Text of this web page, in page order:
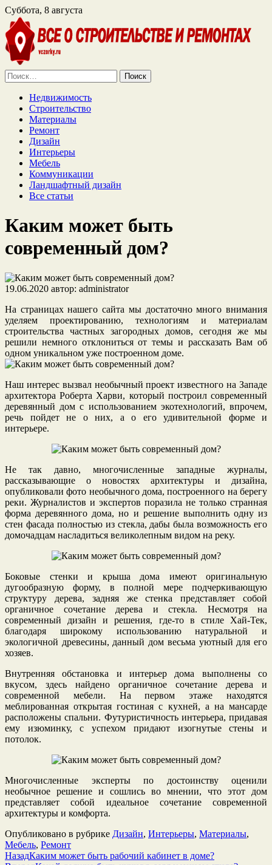
Суббота, 8 августа
Найти:
Недвижимость
Строительство
Материалы
Ремонт
Дизайн
Интерьеры
Мебель
Коммуникации
Ландшафтный дизайн
Все статьи
Каким может быть
современный дом?
19.06.2020 автор: administrator
На страницах нашего сайта мы достаточно много внимания
уделяем проектированию, технологиям и материалам
строительства частных загородных домов, сегодня же мы
решили немного отклониться от темы и рассказать Вам об
одном уникальном уже построенном доме.
Наш интерес вызвал необычный проект известного на Западе
архитектора Роберта Харви, который построил современный
деревянный дом с использованием экотехнологий, впрочем,
речь пойдет не о них, а о его удивительной форме и
интерьере.
Не так давно, многочисленные западные журналы,
рассказывающие о новостях архитектуры и дизайна,
опубликовали фото необычного дома, построенного на берегу
реки. Журналистов и экспертов поразила не только странная
форма деревянного дома, но и решение выполнить одну из
стен фасада полностью из стекла, дабы была возможность его
домочадцам насладиться великолепным видом на реку.
Боковые стенки и крыша дома имеют оригинальную
дугообразную форму, в полной мере подчеркивающую
структуру дерева, задняя же стенка представляет собой
органичное сочетание дерева и стекла. Несмотря на
современный дизайн и решения, где-то в стиле Хай-Тек,
благодаря широкому использованию натуральной и
экологичной древесины, данный дом весьма уютный для его
хозяев.
Внутренняя обстановка и интерьер дома выполнены со
вкусом, здесь найдено органичное сочетание дерева и
современной мебели. На первом этаже находятся
меблированная открытая гостиная с кухней, а на мансарде
расположены спальни. Футуристичность интерьера, придавая
ему изюминку, с успехом придают изогнутые стены и
потолок.
Многочисленные эксперты по достоинству оценили
необычное решение и сошлись во мнении, что этот дом
представляет собой идеальное сочетание современной
архитектуры и комфорта.
Опубликовано в рубрике Дизайн, Интерьеры, Материалы,
Мебель, Ремонт
НазадКаким может быть рабочий кабинет в доме?